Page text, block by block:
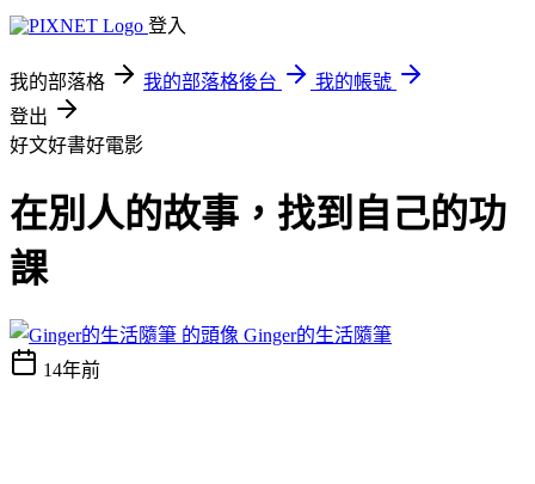
登入
我的部落格 我的部落格後台
我的帳號
登出
好文好書好電影
在別人的故事，找到自己的功
課
Ginger的生活隨筆
14年前